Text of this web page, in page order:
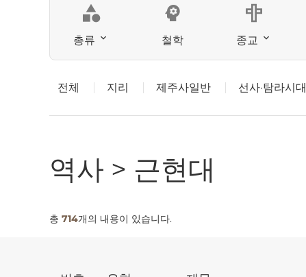
category
총류
psychology
철학 종교
전체 지리 제주사일반 선사·탐라시대
역사 > 근현대
총 714개의 내용이 있습니다.